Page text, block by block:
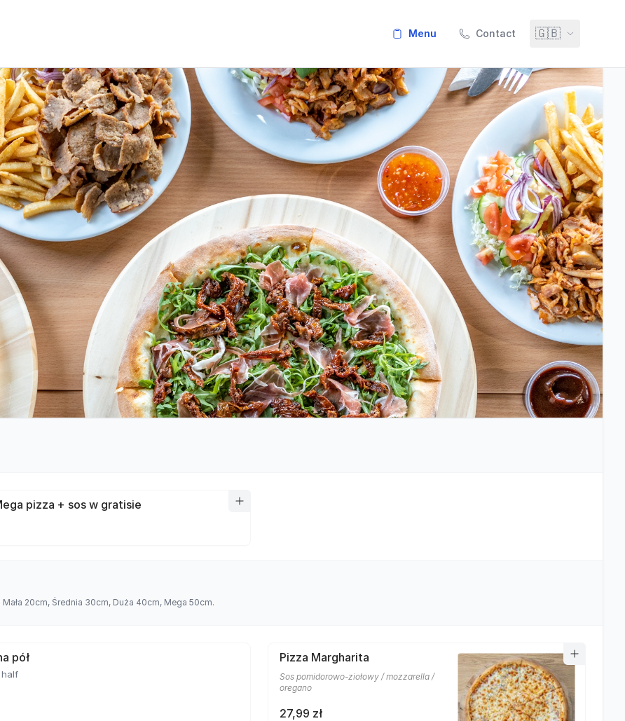
menu Contact 🇬🇧
pizza + sos w gratisie
20cm, Średnia 30cm, Duża 40cm, Mega 50cm.
pół Pizza Margharita
Sos pomidorowo-ziołowy / mozzarella /
oregano
27,99 zł